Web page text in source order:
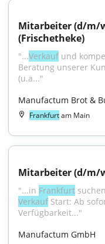
Mitarbeiter (d/m/
(Frischetheke)
"...Verkauf und
Beratung unserer
(u.a..."
Manufactum Brot &
Frankfurtam Main
Mitarbeiter (d/m/
"...in Frankfurt
Verkauf Start: Ab
Verfügbarkeit..."
Manufactum GmbH